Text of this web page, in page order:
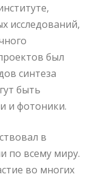
исследований,
был
синтеза
быть
и фотоники.
в
по всему миру.
во многих